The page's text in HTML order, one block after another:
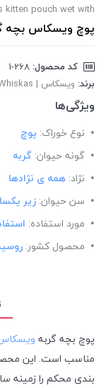
kitten pouch wet with
پوچ ویسکاس بچه گربه
کد محصول:
برند: ویسکاس | Whiskas
ویژگی‌ها
نوع خوراک: پوچ
گونه حیوان: گربه
نژاد: همه ی نژادها
سن حیوان: زیر
مورد استفاده:
محصول کشور:
پوچ بچه گربه
مناسب است. این
بندی محکم را زمینه